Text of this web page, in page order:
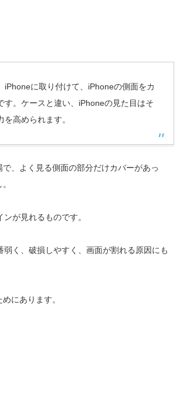
iPhoneに取り付けて、iPhoneの側面をカ
す。ケースと違い、iPhoneの見た目はそ
高められます。
で、よく見る側面の部分だけカバーがあっ
が見れるものです。
弱く、破損しやすく、画面が割れる原因にも
にあります。